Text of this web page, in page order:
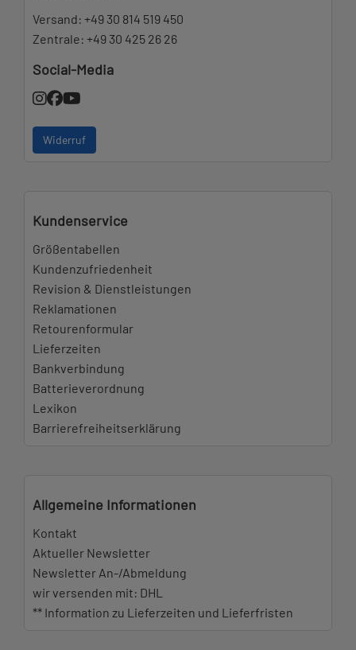
Versand: +49 30 814 519 450
Zentrale: +49 30 425 26 26
Social-Media
Widerruf
Kundenservice
Größentabellen
Kundenzufriedenheit
Revision & Dienstleistungen
Reklamationen
Retourenformular
Lieferzeiten
Bankverbindung
Batterieverordnung
Lexikon
Barrierefreiheitserklärung
Allgemeine Informationen
Kontakt
Aktueller Newsletter
Newsletter An-/Abmeldung
wir versenden mit: DHL
** Information zu Lieferzeiten und Lieferfristen